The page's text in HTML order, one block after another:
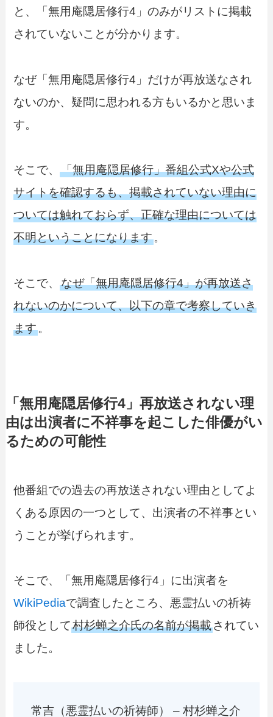
と、「無用庵隠居修行4」のみがリストに掲載
されていないことが分かります。
なぜ「無用庵隠居修行4」だけが再放送なされ
ないのか、疑問に思われる方もいるかと思いま
す。
そこで、「無用庵隠居修行」番組公式Xや公式
サイトを確認するも、掲載されていない理由に
ついては触れておらず、正確な理由については
不明ということになります。
そこで、なぜ「無用庵隠居修行4」が再放送さ
れないのかについて、以下の章で考察していき
ます。
「無用庵隠居修行4」再放送されない理
由は出演者に不祥事を起こした俳優がい
るための可能性
他番組での過去の再放送されない理由としてよ
くある原因の一つとして、出演者の不祥事とい
うことが挙げられます。
そこで、「無用庵隠居修行4」に出演者を
WikiPediaで調査したところ、悪霊払いの祈祷
師役として村杉蝉之介氏の名前が掲載されてい
ました。
常吉（悪霊払いの祈祷師） – 村杉蝉之介